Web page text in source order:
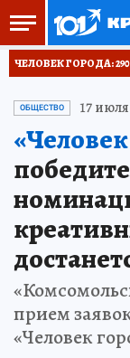
ЧЕЛОВЕК ГОРОДА:
ОБЩЕСТВО 17 июля
прием
«Человек